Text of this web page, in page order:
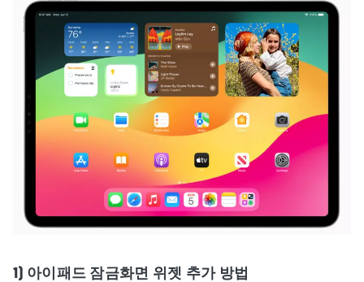
1) 아이패드 잠금화면 위젯 추가 방법